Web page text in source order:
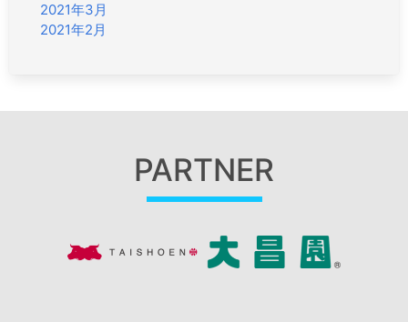
2021年3月
2021年2月
PARTNER